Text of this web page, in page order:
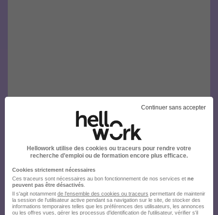
Continuer sans accepter
Hellowork utilise des cookies ou traceurs pour rendre votre
recherche d’emploi ou de formation encore plus efficace.
Cookies strictement nécessaires
Ces traceurs sont nécessaires au bon fonctionnement de nos services et ne
peuvent pas être désactivés
Il s'agit notamment de l'ensemble des cookies ou traceurs permettant de maintenir
la session de l'utilisateur active pendant sa navigation sur le site, de stocker des
informations temporaires telles que les préférences des utilisateurs, les annonces
ou les offres vues, gérer les processus d'identification de l'utilisateur, vérifier s'il